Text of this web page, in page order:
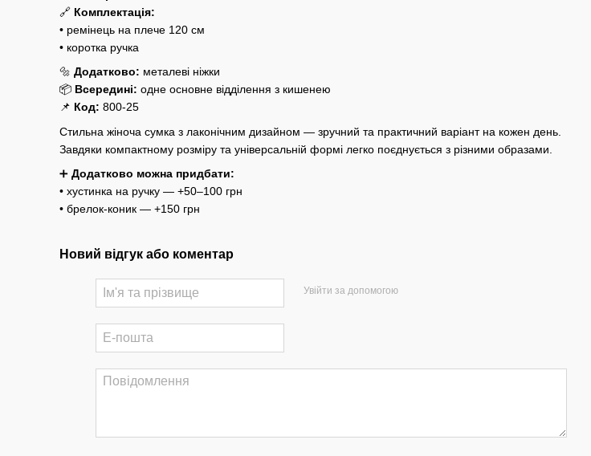
🔗 Комплектація:
• ремінець на плече 120 см
• коротка ручка
🔩 Додатково: металеві ніжки
📦 Всередині: одне основне відділення з кишенею
📌 Код: 800-25
Стильна жіноча сумка з лаконічним дизайном — зручний та практичний варіант на кожен день.
Завдяки компактному розміру та універсальній формі легко поєднується з різними образами.
➕ Додатково можна придбати:
• хустинка на ручку — +50–100 грн
• брелок-коник — +150 грн
Новий відгук або коментар
Увійти за допомогою